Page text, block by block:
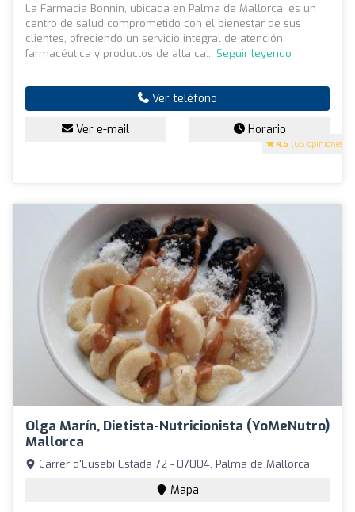
4.5 (65 opiniones)
La Farmacia Bonnin, ubicada en Palma de Mallorca, es un
centro de salud comprometido con el bienestar de sus
clientes, ofreciendo un servicio integral de atención
farmacéutica y productos de alta ca... Seguir leyendo
Ver teléfono
Ver e-mail Horario
Olga Marín, Dietista-Nutricionista (YoMeNutro)
Mallorca
Carrer d'Eusebi Estada 72 - 07004, Palma de Mallorca
Mapa